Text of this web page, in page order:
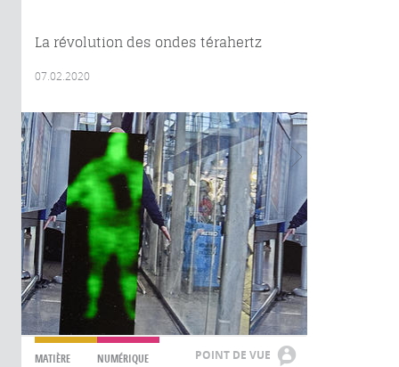
La révolution des ondes térahertz
07.02.2020
MATIÈRE NUMÉRIQUE POINT DE VUE